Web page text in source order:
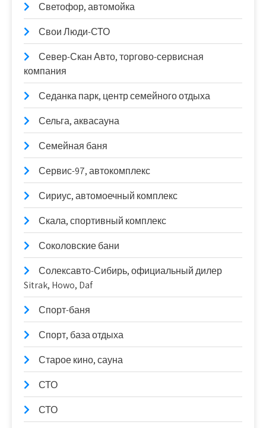
Светофор, автомойка
Свои Люди-СТО
Север-Скан Авто, торгово-сервисная
компания
Седанка парк, центр семейного отдыха
Сельга, аквасауна
Семейная баня
Сервис-97, автокомплекс
Сириус, автомоечный комплекс
Скала, спортивный комплекс
Соколовские бани
Солексавто-Сибирь, официальный дилер
Sitrak, Howo, Daf
Спорт-баня
Спорт, база отдыха
Старое кино, сауна
СТО
СТО